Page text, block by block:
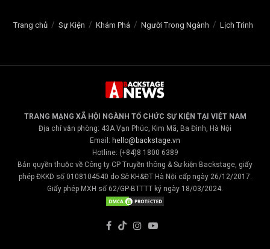
Trang chủ Sự Kiện Khám Phá Người Trong Ngành Lịch Trình
TRANG MẠNG XÃ HỘI NGÀNH TỔ CHỨC SỰ KIỆN TẠI VIỆT NAM
Địa chỉ văn phòng: 43A Vạn Phúc, Kim Mã, Ba Đình, Hà Nội
Email: hello@backstage.vn
Hotline: (+84)8 1800 6389
Bản quyền thuộc về Công ty CP Truyền thông & Sự kiện Backstage, giấy
phép ĐKKD số 0108104540 do Sở KH&ĐT Hà Nội cấp ngày 26/12/2017.
Giấy phép MXH số 62/GP-BTTTT ký ngày 18/03/2024.